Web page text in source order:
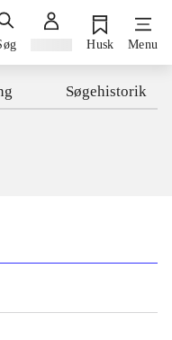
Husk Menu
Søgehistorik